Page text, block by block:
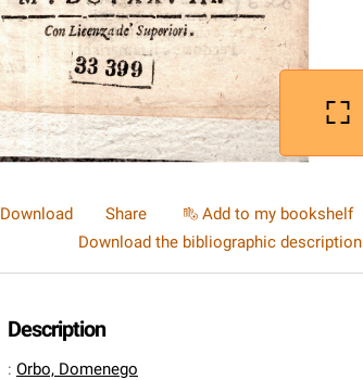
Download Share Add to my bookshelf
Download the bibliographic description
Description
: Orbo, Domenego